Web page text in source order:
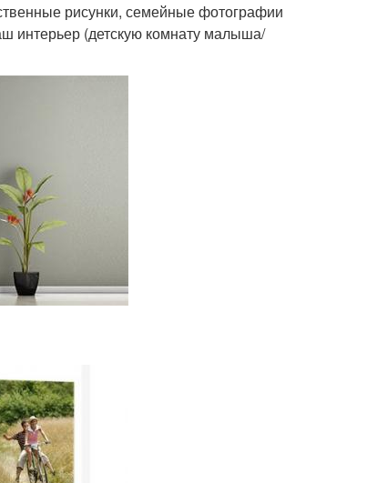
рисунки, семейные фотографии
интерьер (детскую комнату малыша/